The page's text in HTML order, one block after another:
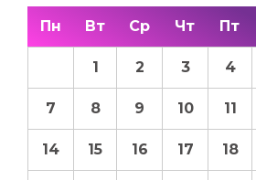
Пн Вт Ср Чт Пт
1 2 3 4
7 8 9 10 11
14 15 16 17 18